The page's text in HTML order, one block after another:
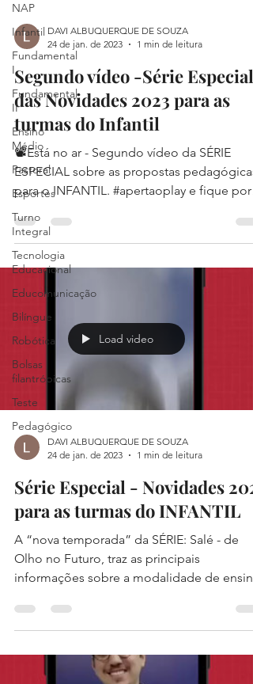
NAP
Infantil
Fundamental
I
Fundamental
II
Ensino
Médio
Pastoral
Esportes
Turno
Integral
Tecnologia
Educacional
Educomunicação
Bilíngue
Robótica
Bolsas
filantrópicas
Teste
Pedagógico
DAVI ALBUQUERQUE DE SOUZA
24 de jan. de 2023
1 min de leitura
Segundo vídeo -Série Especial
das Novidades 2023 para as
turmas do Infantil
📽Está no ar - Segundo vídeo da SÉRIE
ESPECIAL sobre as propostas pedagógicas
para o INFANTIL. #apertaoplay e fique por
dentro das...
Load video
DAVI ALBUQUERQUE DE SOUZA
24 de jan. de 2023
1 min de leitura
Série Especial - Novidades
para as turmas do INFANTIL
A “nova temporada” da SÉRIE: Salé - de
Olho no Futuro, traz as principais
informações sobre a modalidade de ensino